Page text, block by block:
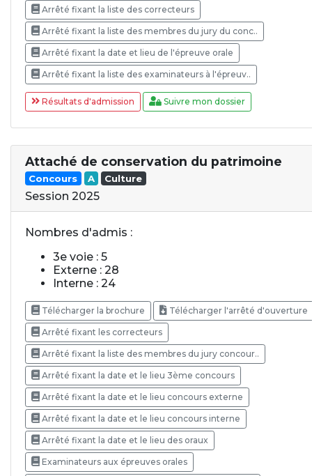
Arrêté fixant la liste des correcteurs
Arrêté fixant la liste des membres du jury du conc..
Arrêté fixant la date et lieu de l'épreuve orale
Arrêté fixant la liste des examinateurs à l'épreuv..
Résultats d'admission Suivre mon dossier
Attaché de conservation du patrimoine
Concours A Culture
Session 2025
Nombres d'admis :
3e voie : 5
Externe : 28
Interne : 24
Télécharger la brochure Télécharger l'arrêté d'ouverture
Arrêté fixant les correcteurs
Arrêté fixant la liste des membres du jury concour..
Arrêté fixant la date et le lieu 3ème concours
Arrêté fixant la date et le lieu concours externe
Arrêté fixant la date et le lieu concours interne
Arrêté fixant la date et le lieu des oraux
Examinateurs aux épreuves orales